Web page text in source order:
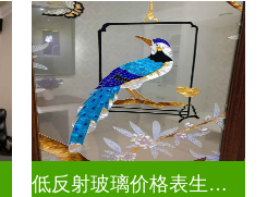
低反射玻璃价格表生产电话